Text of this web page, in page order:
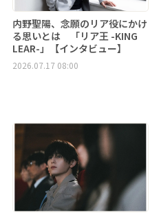
内野聖陽、念願のリア役にかけ
る思いとは 「リア王 -KING
LEAR-」【インタビュー】
2026.07.17 08:00